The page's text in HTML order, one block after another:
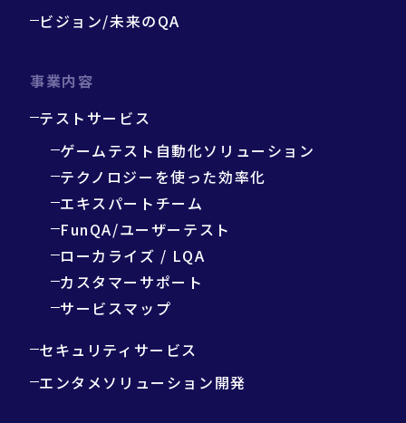
ビジョン/未来のQA
事業内容
テストサービス
ゲームテスト自動化ソリューション
テクノロジーを使った効率化
エキスパートチーム
FunQA/ユーザーテスト
ローカライズ / LQA
カスタマーサポート
サービスマップ
セキュリティサービス
エンタメソリューション開発